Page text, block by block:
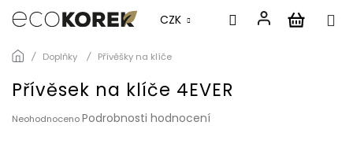
Přejít
obsah
CZK
Doplňky Přívěšky na klíče
Přívěsek na klíče 4EVER
Průměrné
NeohodnocenoPodrobnosti hodnocení